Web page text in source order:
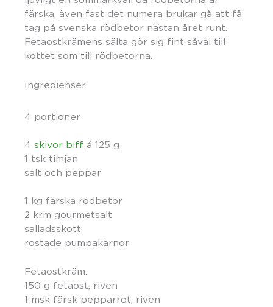
färska, även fast det numera brukar gå att få
tag på svenska rödbetor nästan året runt.
Fetaostkrämens sälta gör sig fint såväl till
köttet som till rödbetorna.
Ingredienser
4 portioner
4 skivor biff á 125 g
1 tsk timjan
salt och peppar
1 kg färska rödbetor
2 krm gourmetsalt
salladsskott
rostade pumpakärnor
Fetaostkräm:
150 g fetaost, riven
1 msk färsk pepparrot, riven